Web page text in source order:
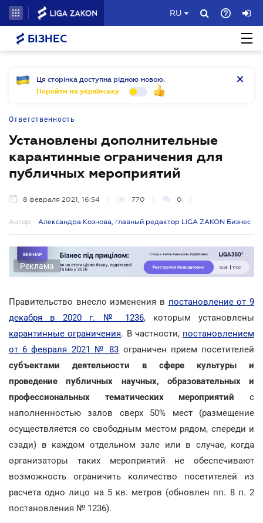
RU
БІЗНЕС
Ця сторінка доступна рідною мовою.
Перейти на українську
Ответственность
Установлены дополнительные
карантинные ограничения для
публичных мероприятий
8 февраля 2021, 16:54 770 0
Автор: Александра Кознова, главный редактор LIGA ZAKON Бизнес
Реклама
Правительство внесло изменения в постановление от 9
декабря в 2020 г. № 1236, которым установлены
карантинные ограничения. В частности, постановлением
от 6 февраля 2021 № 83 ограничен прием посетителей
субъектами деятельности в сфере культуры и
проведение публичных научных, образовательных и
профессиональных тематических мероприятий с
наполненностью залов сверх 50% мест (размещение
осуществляется со свободным местом рядом, cпереди и
сзади) в каждом отдельном зале или в случае, когда
организаторы таких мероприятий не обеспечивают
возможность ограничить количество посетителей из
расчета одно лицо на 5 кв. метров (обновлен пп. 8 п. 2
постановления № 1236).